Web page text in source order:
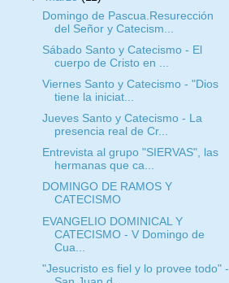
Domingo de Pascua.Resurección
del Señor y Catecism...
Sábado Santo y Catecismo - El
cuerpo de Cristo en ...
Viernes Santo y Catecismo - "Dios
tiene la iniciat...
Jueves Santo y Catecismo - La
presencia real de Cr...
Entrevista al grupo "SIERVAS", las
hermanas que ca...
DOMINGO DE RAMOS Y
CATECISMO
EVANGELIO DOMINICAL Y
CATECISMO - V Domingo de
Cua...
"Jesucristo es fiel y lo provee todo" -